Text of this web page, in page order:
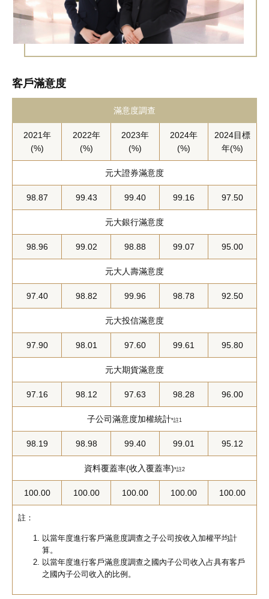
客戶滿意度
滿意度調查
2021年
(%)
2022年
(%)
2023年
(%)
2024年
(%)
2024目標
年(%)
元大證券滿意度
98.87 99.43 99.40 99.16 97.50
元大銀行滿意度
98.96 99.02 98.88 99.07 95.00
元大人壽滿意度
97.40 98.82 99.96 98.78 92.50
元大投信滿意度
97.90 98.01 97.60 99.61 95.80
元大期貨滿意度
97.16 98.12 97.63 98.28 96.00
子公司滿意度加權統計*註1
98.19 98.98 99.40 99.01 95.12
資料覆蓋率(收入覆蓋率)*註2
100.00 100.00 100.00 100.00 100.00
註：
以當年度進行客戶滿意度調查之子公司按收入加權平均計
算。
以當年度進行客戶滿意度調查之國內子公司收入占具有客戶
之國內子公司收入的比例。